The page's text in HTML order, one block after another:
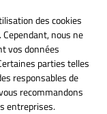
des cookies
nous ne
vos données
parties telles
responsables de
recommandons
entreprises.